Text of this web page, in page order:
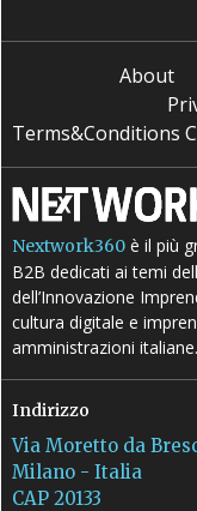
About
Terms&Conditions
Nextwork360 è il più
B2B dedicati ai temi
dell’Innovazione
cultura digitale e
amministrazioni italiane.
Indirizzo
Via Moretto da
Milano - Italia
CAP 20133